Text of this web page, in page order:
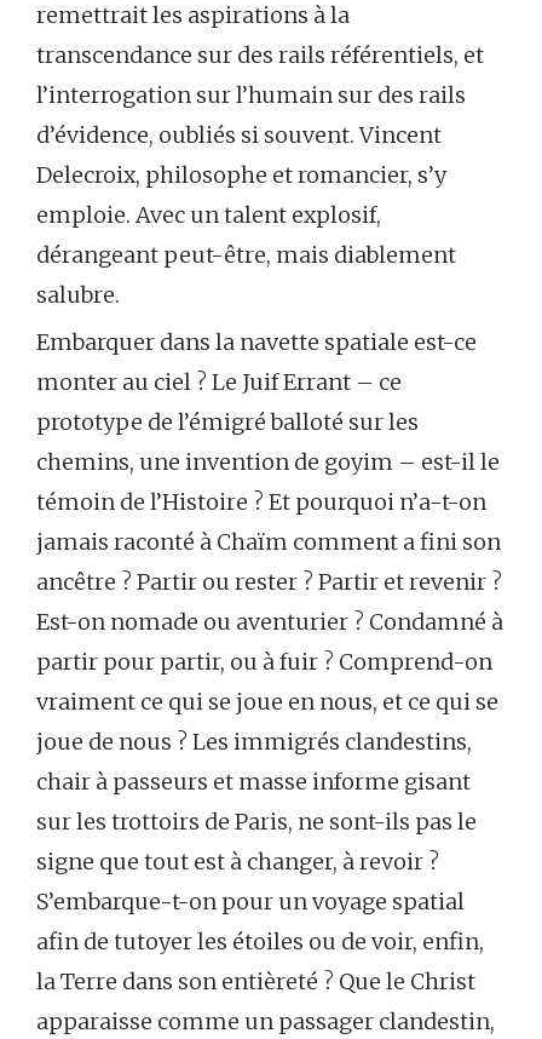
remettrait les aspirations à la
transcendance sur des rails référentiels, et
l’interrogation sur l’humain sur des rails
d’évidence, oubliés si souvent. Vincent
Delecroix, philosophe et romancier, s’y
emploie. Avec un talent explosif,
dérangeant peut-être, mais diablement
salubre.
Embarquer dans la navette spatiale est-ce
monter au ciel ? Le Juif Errant – ce
prototype de l’émigré balloté sur les
chemins, une invention de goyim – est-il le
témoin de l’Histoire ? Et pourquoi n’a-t-on
jamais raconté à Chaïm comment a fini son
ancêtre ? Partir ou rester ? Partir et revenir ?
Est-on nomade ou aventurier ? Condamné à
partir pour partir, ou à fuir ? Comprend-on
vraiment ce qui se joue en nous, et ce qui se
joue de nous ? Les immigrés clandestins,
chair à passeurs et masse informe gisant
sur les trottoirs de Paris, ne sont-ils pas le
signe que tout est à changer, à revoir ?
S’embarque-t-on pour un voyage spatial
afin de tutoyer les étoiles ou de voir, enfin,
la Terre dans son entièreté ? Que le Christ
apparaisse comme un passager clandestin,